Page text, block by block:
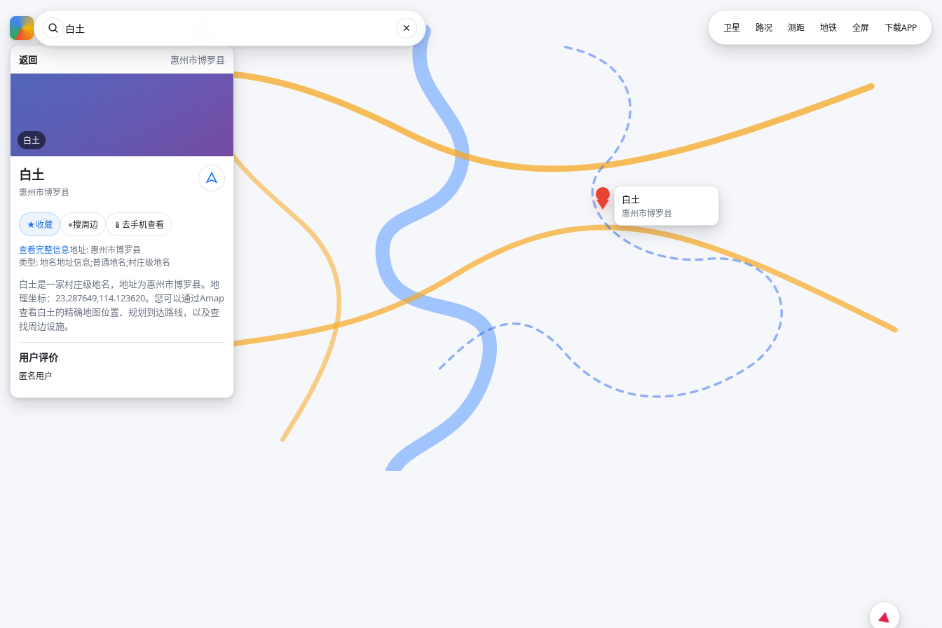
返回 惠州市博罗县
白土
白土
惠州市博罗县
★收藏 ⌖搜周边 📱 去手机查看
查看完整信息地址: 惠州市博罗县
类型: 地名地址信息;普通地名;村庄级地名
白土是一家村庄级地名，地址为惠州市博罗县。地
理坐标：23.287649,114.123620。您可以通过Amap
查看白土的精确地图位置、规划到达路线，以及查
找周边设施。
用户评价
匿名用户
白土
惠州市博罗县
卫星 路况 测距 地铁 全屏 下载APP